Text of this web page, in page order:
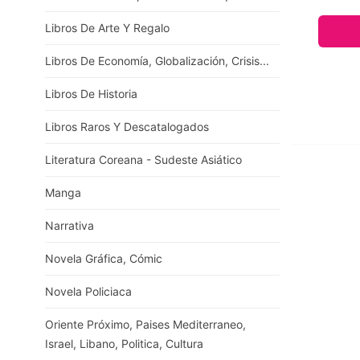
Libros De Arte Y Regalo
Libros De Economía, Globalización, Crisis...
Libros De Historia
Libros Raros Y Descatalogados
Literatura Coreana - Sudeste Asiático
Manga
Narrativa
Novela Gráfica, Cómic
Novela Policiaca
Oriente Próximo, Paises Mediterraneo,
Israel, Libano, Politica, Cultura